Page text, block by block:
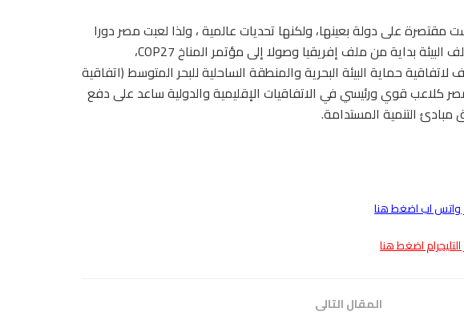
مقتصرة على دولة بعينها، ولكنها تحديات عالمية ، ولذا لعبت مصر دورا
رئيسيا في المشهد الإقليمي والدولي في ملف البيئة بداية من ملف إفريقيا وصولا إلى مؤتمر المناخ COP27،
الـ 24 لمؤتمر الأطراف لاتفاقية حماية البيئة البحرية والمنطقة الساحلية للبحر المتوسط (اتفاقية
أن وجود مصر كلاعب قوي ورئيسي في الاتفاقيات الإقليمية والدولية ساعد على دفع
التنمية المستدامة.
واتس اب اضغط هنا
اضغط هنا
المقال التالى